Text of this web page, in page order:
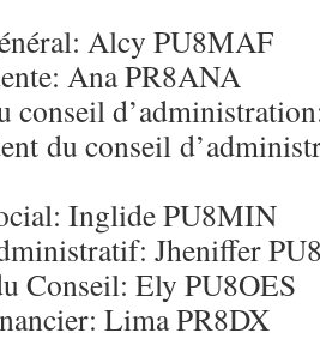
Alcy PU8MAF
Ana PR8ANA
conseil
du conseil
Inglide PU8MIN
Jheniffer
Conseil: Ely PU8OES
Lima PR8DX